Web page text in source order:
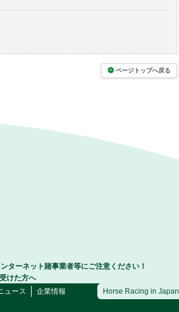
ページトップへ戻る
ターネット賭事業者等にご注意ください！
けた方へ
ュース 企業情報 Horse Racing in Japan